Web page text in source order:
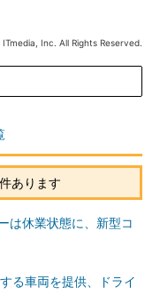
Inc. All Rights Reserved.
あります
は休業状態に、新型コ
る車両を提供、ドライ